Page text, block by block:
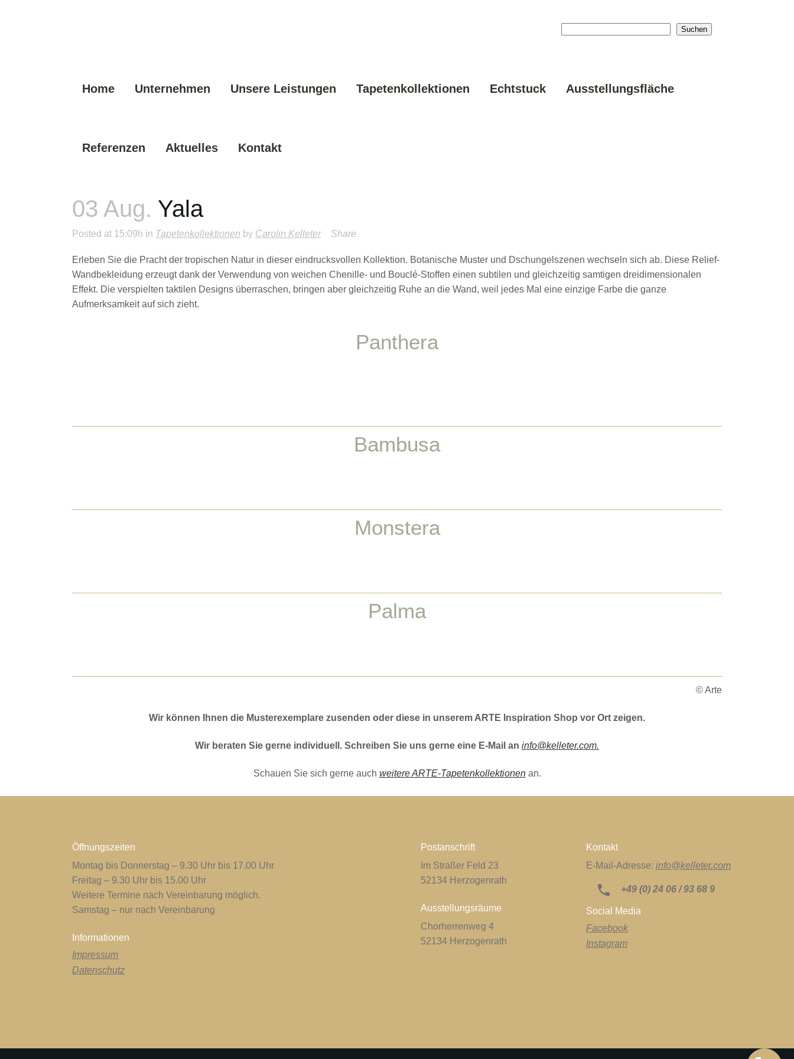
Suchen
Home Unternehmen Unsere Leistungen Tapetenkollektionen Echtstuck Ausstellungsfläche
Referenzen Aktuelles Kontakt
03 Aug. Yala
Posted at 15:09h in Tapetenkollektionen by Carolin Kelleter Share
Erleben Sie die Pracht der tropischen Natur in dieser eindrucksvollen Kollektion. Botanische Muster und Dschungelszenen wechseln sich ab. Diese Relief-
Wandbekleidung erzeugt dank der Verwendung von weichen Chenille- und Bouclé-Stoffen einen subtilen und gleichzeitig samtigen dreidimensionalen
Effekt. Die verspielten taktilen Designs überraschen, bringen aber gleichzeitig Ruhe an die Wand, weil jedes Mal eine einzige Farbe die ganze
Aufmerksamkeit auf sich zieht.
Panthera
Bambusa
Monstera
Palma
© Arte
Wir können Ihnen die Musterexemplare zusenden oder diese in unserem ARTE Inspiration Shop vor Ort zeigen.
Wir beraten Sie gerne individuell. Schreiben Sie uns gerne eine E-Mail an info@kelleter.com.
Schauen Sie sich gerne auch weitere ARTE-Tapetenkollektionenan.
Öffnungszeiten
Montag bis Donnerstag – 9.30 Uhr bis 17.00 Uhr
Freitag – 9.30 Uhr bis 15.00 Uhr
Weitere Termine nach Vereinbarung möglich.
Samstag – nur nach Vereinbarung
Informationen
Impressum
Datenschutz
Postanschrift
Im Straßer Feld 23
52134 Herzogenrath
Ausstellungsräume
Chorherrenweg 4
52134 Herzogenrath
Kontakt
E-Mail-Adresse: info@kelleter.com
+49 (0) 24 06 / 93 68 9
Social Media
Facebook
Instagram